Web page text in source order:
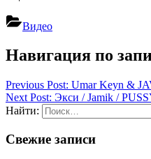
Видео
Навигация по
Previous Post: Umar Keyn &
Next Post: Экси / Jamik /
Найти:
Свежие записи